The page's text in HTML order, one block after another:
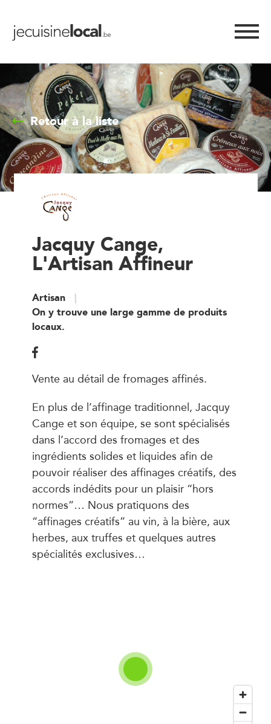
Retour à la liste
Jacquy Cange,
L'Artisan Affineur
Artisan
On y trouve une large gamme de produits
locaux.
Vente au détail de fromages affinés.
En plus de l’affinage traditionnel, Jacquy
Cange et son équipe, se sont spécialisés
dans l’accord des fromages et des
ingrédients solides et liquides afin de
pouvoir réaliser des affinages créatifs, des
accords indédits pour un plaisir “hors
normes”… Nous pratiquons des
“affinages créatifs” au vin, à la bière, aux
herbes, aux truffes et quelques autres
spécialités exclusives…